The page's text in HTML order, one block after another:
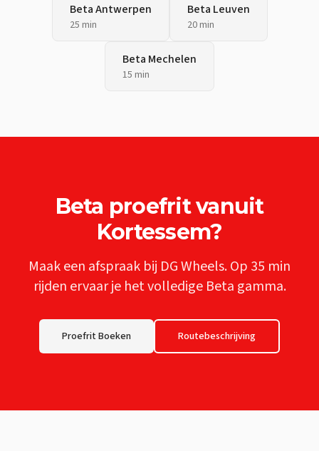
BetaAntwerpen
25 min
Beta Leuven
20 min
Beta Mechelen
15 min
Beta proefrit vanuit
Kortessem?
Maak een afspraak bij DG Wheels. Op 35 min
rijden ervaar je het volledige Beta gamma.
Proefrit Boeken Routebeschrijving